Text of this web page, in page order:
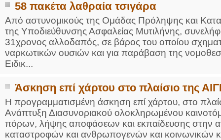
58 πακέτα λαθραία τσιγάρα
Από αστυνομικούς της Ομάδας Πρόληψης και
της Υποδιεύθυνσης Ασφαλείας Μυτιλήνης,
31χρονος αλλοδαπός, σε βάρος του οποίου
ναρκωτικών ουσιών και για παράβαση της
Ειδικ...
Άσκηση επί χάρτου στο πλαίσιο της
Η προγραμματισμένη άσκηση επί χάρτου, στο
Ανάπτυξη Διασυνοριακού ολοκληρωμένου
πόρων, λήψης αποφάσεων και εκπαίδευσης στην
καταστροφών και ανθρωπογενών και κοινωνικών